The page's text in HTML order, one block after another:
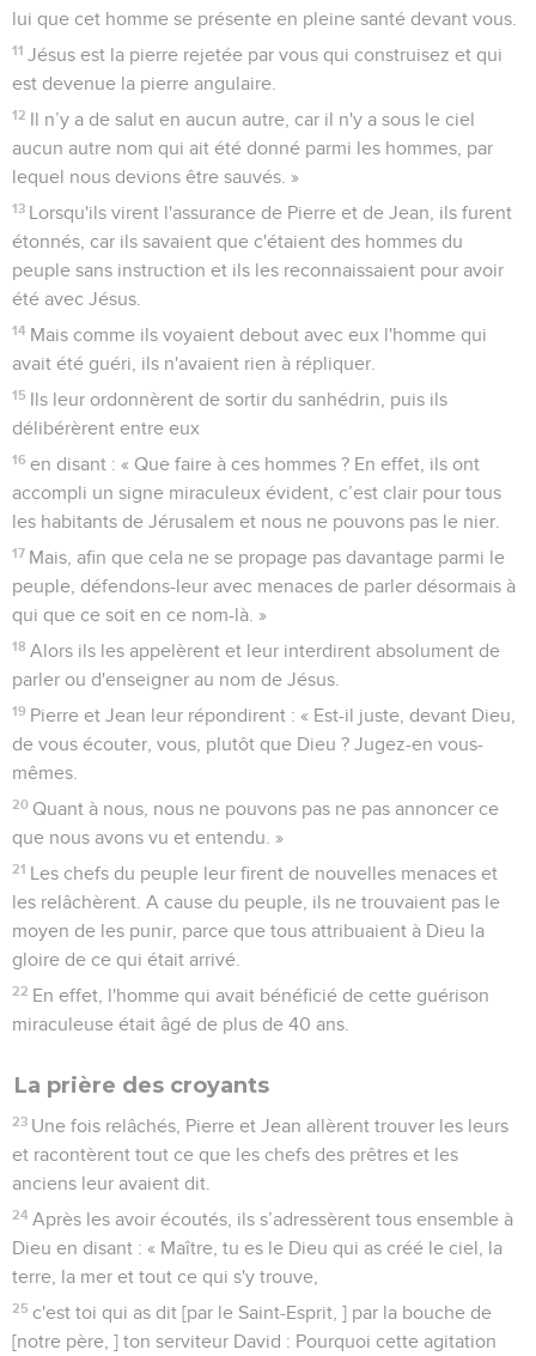
lui que cet homme se présente en pleine santé devant vous.
11 Jésus est la pierre rejetée par vous qui construisez et qui
est devenue la pierre angulaire.
12 Il n’y a de salut en aucun autre, car il n'y a sous le ciel
aucun autre nom qui ait été donné parmi les hommes, par
lequel nous devions être sauvés. »
13 Lorsqu'ils virent l'assurance de Pierre et de Jean, ils furent
étonnés, car ils savaient que c'étaient des hommes du
peuple sans instruction et ils les reconnaissaient pour avoir
été avec Jésus.
14 Mais comme ils voyaient debout avec eux l'homme qui
avait été guéri, ils n'avaient rien à répliquer.
15 Ils leur ordonnèrent de sortir du sanhédrin, puis ils
délibérèrent entre eux
16 en disant : « Que faire à ces hommes ? En effet, ils ont
accompli un signe miraculeux évident, c’est clair pour tous
les habitants de Jérusalem et nous ne pouvons pas le nier.
17 Mais, afin que cela ne se propage pas davantage parmi le
peuple, défendons-leur avec menaces de parler désormais à
qui que ce soit en ce nom-là. »
18 Alors ils les appelèrent et leur interdirent absolument de
parler ou d'enseigner au nom de Jésus.
19 Pierre et Jean leur répondirent : « Est-il juste, devant Dieu,
de vous écouter, vous, plutôt que Dieu ? Jugez-en vous-
mêmes.
20 Quant à nous, nous ne pouvons pas ne pas annoncer ce
que nous avons vu et entendu. »
21 Les chefs du peuple leur firent de nouvelles menaces et
les relâchèrent. A cause du peuple, ils ne trouvaient pas le
moyen de les punir, parce que tous attribuaient à Dieu la
gloire de ce qui était arrivé.
22 En effet, l'homme qui avait bénéficié de cette guérison
miraculeuse était âgé de plus de 40 ans.
La prière des croyants
23 Une fois relâchés, Pierre et Jean allèrent trouver les leurs
et racontèrent tout ce que les chefs des prêtres et les
anciens leur avaient dit.
24 Après les avoir écoutés, ils s’adressèrent tous ensemble à
Dieu en disant : « Maître, tu es le Dieu qui as créé le ciel, la
terre, la mer et tout ce qui s'y trouve,
25 c'est toi qui as dit [par le Saint-Esprit, ] par la bouche de
[notre père, ] ton serviteur David : Pourquoi cette agitation